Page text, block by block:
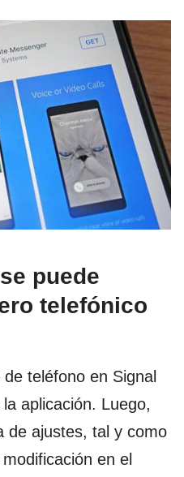
puede
telefónico
teléfono en Signal
aplicación. Luego,
de ajustes, tal y como
en el